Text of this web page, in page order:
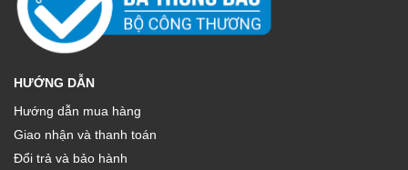
HƯỚNG DẪN
Hướng dẫn mua hàng
Giao nhận và thanh toán
Đổi trả và bảo hành